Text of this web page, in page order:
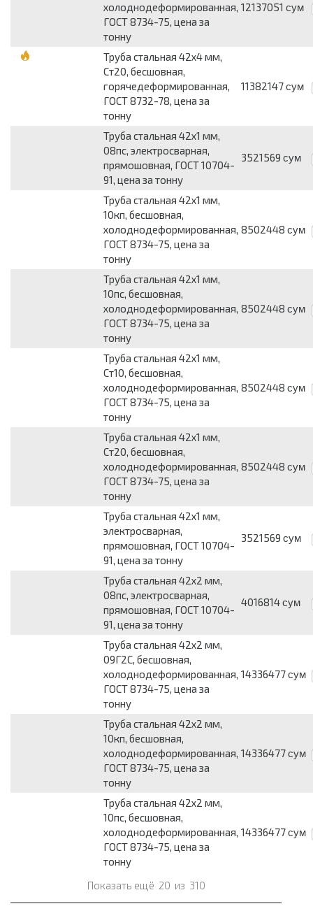
холоднодеформированная,
ГОСТ 8734-75, цена за
тонну
12137051 сум
Труба стальная 42х4 мм,
Ст20, бесшовная,
горячедеформированная,
ГОСТ 8732-78, цена за
тонну
11382147 сум
Труба стальная 42х1 мм,
08пс, электросварная,
прямошовная, ГОСТ 10704-
91, цена за тонну
3521569 сум
Труба стальная 42х1 мм,
10кп, бесшовная,
холоднодеформированная,
ГОСТ 8734-75, цена за
тонну
8502448 сум
Труба стальная 42х1 мм,
10пс, бесшовная,
холоднодеформированная,
ГОСТ 8734-75, цена за
тонну
8502448 сум
Труба стальная 42х1 мм,
Ст10, бесшовная,
холоднодеформированная,
ГОСТ 8734-75, цена за
тонну
8502448 сум
Труба стальная 42х1 мм,
Ст20, бесшовная,
холоднодеформированная,
ГОСТ 8734-75, цена за
тонну
8502448 сум
Труба стальная 42х1 мм,
электросварная,
прямошовная, ГОСТ 10704-
91, цена за тонну
3521569 сум
Труба стальная 42х2 мм,
08пс, электросварная,
прямошовная, ГОСТ 10704-
91, цена за тонну
4016814 сум
Труба стальная 42х2 мм,
09Г2С, бесшовная,
холоднодеформированная,
ГОСТ 8734-75, цена за
тонну
14336477 сум
Труба стальная 42х2 мм,
10кп, бесшовная,
холоднодеформированная,
ГОСТ 8734-75, цена за
тонну
14336477 сум
Труба стальная 42х2 мм,
10пс, бесшовная,
холоднодеформированная,
ГОСТ 8734-75, цена за
тонну
14336477 сум
Показать ещё 20 из 310